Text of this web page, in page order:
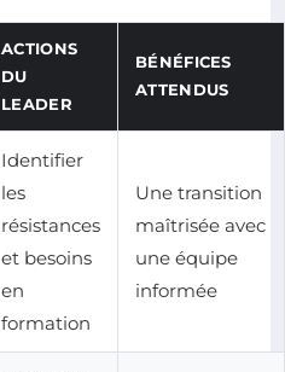
ACTIONS
DU
LEADER
BÉNÉFICES
ATTENDUS
Identifier
les
résistances
et besoins
en
formation
Une transition
maîtrisée avec
une équipe
informée